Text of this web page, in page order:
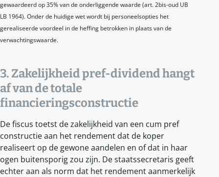
gewaardeerd op 35% van de onderliggende waarde (art. 2bis-oud UB
LB 1964). Onder de huidige wet wordt bij personeelsopties het
gerealiseerde voordeel in de heffing betrokken in plaats van de
verwachtingswaarde.
3. Zakelijkheid pref-dividend hangt
af van de totale
financieringsconstructie
De fiscus toetst de zakelijkheid van een cum pref
constructie aan het rendement dat de koper
realiseert op de gewone aandelen en of dat in haar
ogen buitensporig zou zijn. De staatssecretaris geeft
echter aan als norm dat het rendement aanmerkelijk